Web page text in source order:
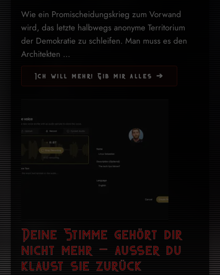
Wie ein Promischeidungskrieg zum Vorwand
wird, das letzte halbwegs anonyme Territorium
der Demokratie zu schleifen. Man muss es den
Architekten ...
Ich will mehr! Gib mir alles ➔
Deine Stimme gehört dir
nicht mehr – ausser du
klaust sie zurück